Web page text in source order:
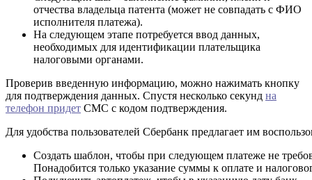
отчества владельца патента (может не совпадать с ФИО
исполнителя платежа).
На следующем этапе потребуется ввод данных,
необходимых для идентификации плательщика
налоговыми органами.
Проверив введенную информацию, можно нажимать кнопку
для подтверждения данных. Спустя несколько секунд на
телефон придет СМС с кодом подтверждения.
Для удобства пользователей Сбербанк предлагает им
Создать шаблон, чтобы при следующем платеже не
Понадобится только указание суммы к оплате и